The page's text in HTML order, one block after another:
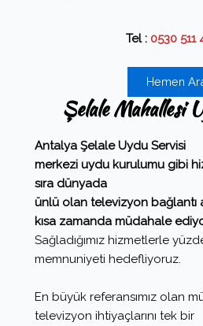
Tel : 0530 511
Hemen
Şelale Mahallesi
Antalya Şelale Uydu Servisi
merkezi uydu kurulumu gibi
sıra dünyada
ünlü olan televizyon bağlantı
kısa zamanda müdahale
Sağladığımız hizmetlerle
memnuniyeti hedefliyoruz.
En büyük referansımız olan
televizyon ihtiyaçlarını tek bir